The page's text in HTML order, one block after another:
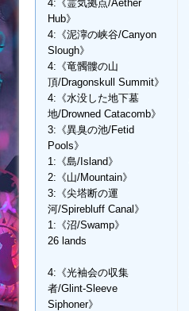
4:《霊気拠点/Aether
Hub》
4:《泥濘の峡谷/Canyon
Slough》
4:《竜髑髏の山
頂/Dragonskull Summit》
4:《水没した地下墓
地/Drowned Catacomb》
3:《異臭の池/Fetid
Pools》
1:《島/Island》
2:《山/Mountain》
3:《尖塔断の運
河/Spirebluff Canal》
1:《沼/Swamp》
26 lands
4:《光袖会の収集
者/Glint-Sleeve
Siphoner》